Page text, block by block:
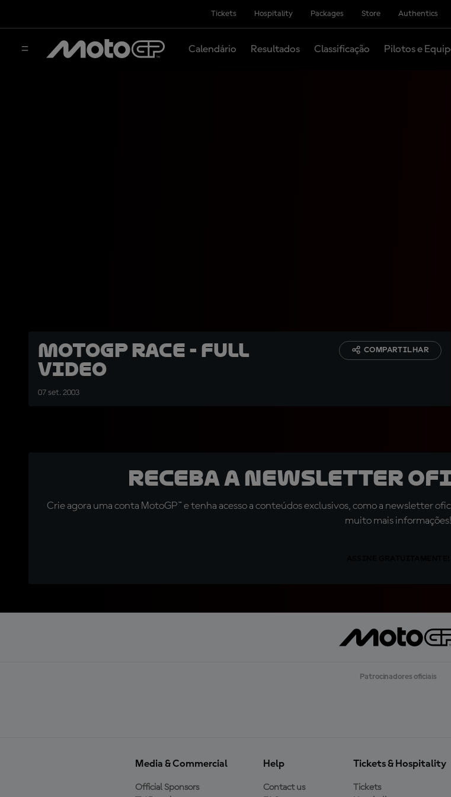
Tickets Hospitality Packages Store Authentics
Calendário Resultados Classificação Pilotos e
MotoGP race - full
video
07 set. 2003
COMPARTILHAR
Receba a newsletter
Crie agora uma conta MotoGP™ e tenha acesso a conteúdos exclusivos, como a newsletter
muito mais informações!
Patrocinadores oficiais
Media & Commercial
Official Sponsors
Help
Contact us
Tickets & Hospitality
Tickets